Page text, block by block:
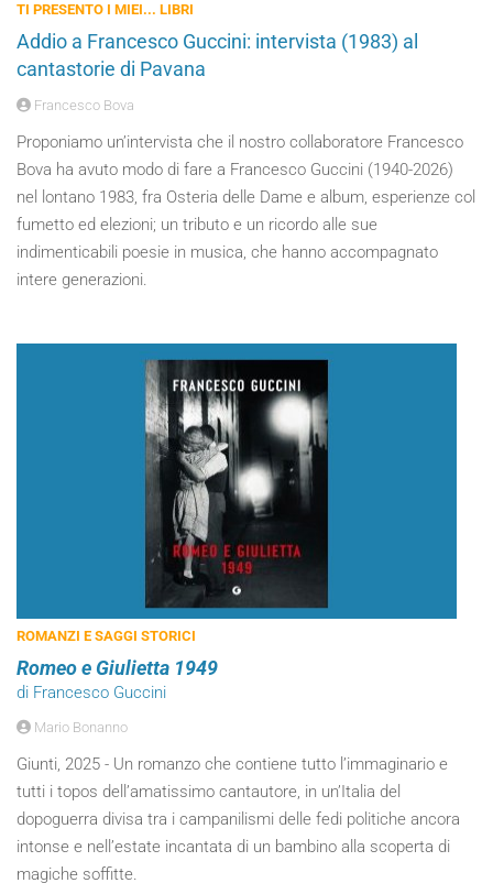
TI PRESENTO I MIEI... LIBRI
Addio a Francesco Guccini: intervista (1983) al
cantastorie di Pavana
Francesco Bova
Proponiamo un’intervista che il nostro collaboratore Francesco
Bova ha avuto modo di fare a Francesco Guccini (1940-2026)
nel lontano 1983, fra Osteria delle Dame e album, esperienze col
fumetto ed elezioni; un tributo e un ricordo alle sue
indimenticabili poesie in musica, che hanno accompagnato
intere generazioni.
ROMANZI E SAGGI STORICI
Romeo e Giulietta 1949
di Francesco Guccini
Mario Bonanno
Giunti, 2025 - Un romanzo che contiene tutto l’immaginario e
tutti i topos dell’amatissimo cantautore, in un’Italia del
dopoguerra divisa tra i campanilismi delle fedi politiche ancora
intonse e nell’estate incantata di un bambino alla scoperta di
magiche soffitte.